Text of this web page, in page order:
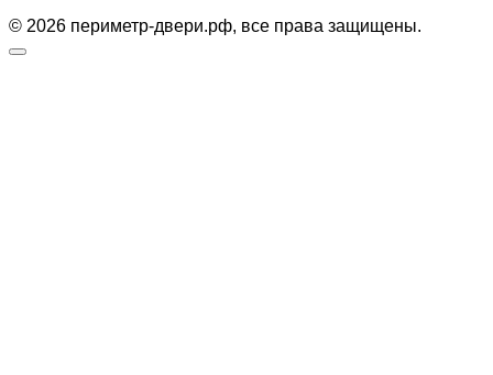
© 2026 периметр-двери.рф, все права защищены.